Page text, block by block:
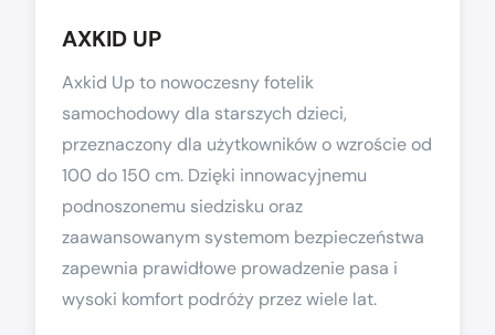
AXKID UP
Axkid Up to nowoczesny fotelik
samochodowy dla starszych dzieci,
przeznaczony dla użytkowników o wzroście od
100 do 150 cm. Dzięki innowacyjnemu
podnoszonemu siedzisku oraz
zaawansowanym systemom bezpieczeństwa
zapewnia prawidłowe prowadzenie pasa i
wysoki komfort podróży przez wiele lat.